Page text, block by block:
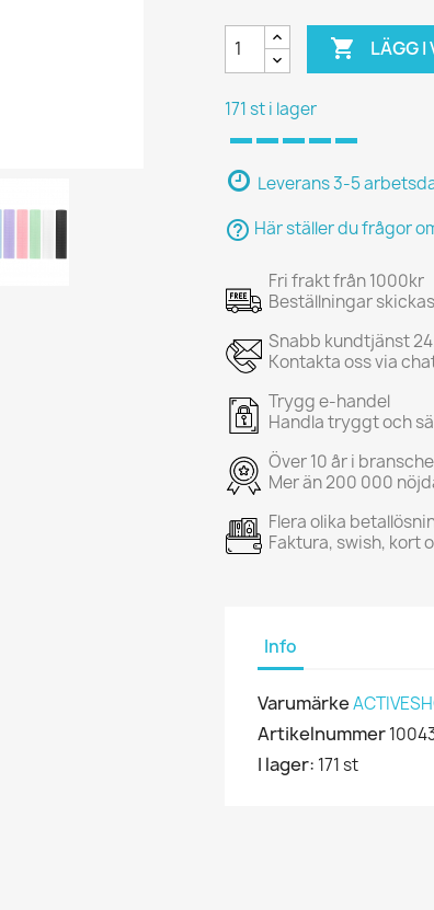
 LÄGG I
171 st i lager
Leverans 3-5
help_outline Här ställer du frågor
Fri frakt från 1000kr
Beställningar
Snabb kundtjänst
Kontakta oss via
Trygg e-handel
Handla tryggt och
Över 10 år i
Mer än 200 000
Flera olika
Faktura, swish, kort
Info
Varumärke
Artikelnummer
I lager: 171 st